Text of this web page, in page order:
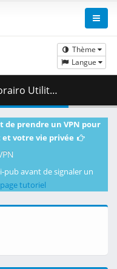
Thème
Langue
( 453.91 MB )
de prendre un VPN pour
votre vie privée
pub avant de signaler un
tutoriel